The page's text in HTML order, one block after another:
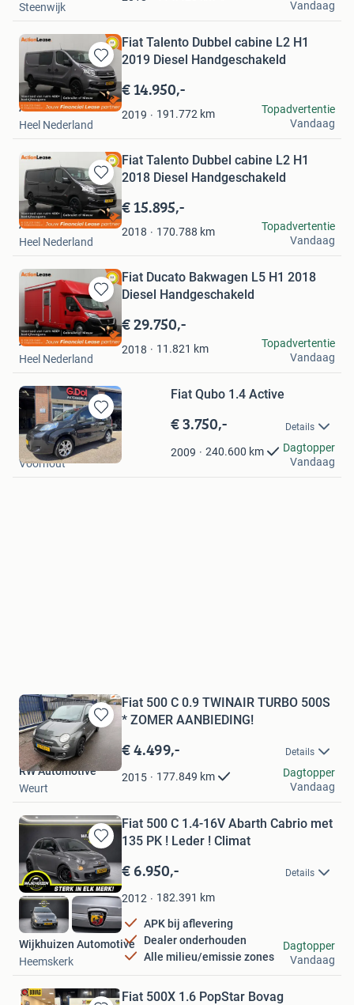
Steenwijk
Vandaag
Bewaren
in
Mijn
Favorieten
Fiat Talento Dubbel cabine L2 H1
2019 Diesel Handgeschakeld
€ 14.950,-
2019 191.772 km
Action Lease
Heel Nederland
Topadvertentie
Vandaag
Bewaren
in
Mijn
Favorieten
Fiat Talento Dubbel cabine L2 H1
2018 Diesel Handgeschakeld
€ 15.895,-
2018 170.788 km
Action Lease
Heel Nederland
Topadvertentie
Vandaag
Bewaren
in
Mijn
Favorieten
Fiat Ducato Bakwagen L5 H1 2018
Diesel Handgeschakeld
€ 29.750,-
2018 11.821 km
Action Lease
Heel Nederland
Topadvertentie
Vandaag
Bewaren
in
Mijn
Favorieten
Fiat Qubo 1.4 Active
€ 3.750,- Details
2009 240.600 km
Autobedrijf G Dol bv
Voorhout
Dagtopper
Vandaag
Bewaren
in
Mijn
Favorieten
Fiat 500 C 0.9 TWINAIR TURBO 500S
* ZOMER AANBIEDING!
€ 4.499,- Details
2015 177.849 km
RW Automotive
Weurt
Dagtopper
Vandaag
Bewaren
in
Mijn
Favorieten
Fiat 500 C 1.4-16V Abarth Cabrio met
135 PK ! Leder ! Climat
€ 6.950,- Details
2012 182.391 km
APK bij aflevering
Dealer onderhouden
Alle milieu/emissie zones
Wijkhuizen Automotive
Heemskerk
Dagtopper
Vandaag
Fiat 500X 1.6 PopStar Bovag